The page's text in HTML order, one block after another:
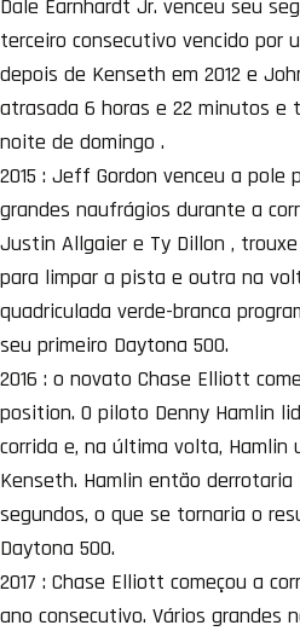
Dale Earnhardt Jr. venceu seu
terceiro consecutivo vencido por
depois de Kenseth em 2012 e
atrasada 6 horas e 22 minutos e
noite de domingo .
2015 : Jeff Gordon venceu a pole
grandes naufrágios durante a
Justin Allgaier e Ty Dillon ,
para limpar a pista e outra na
quadriculada verde-branca
seu primeiro Daytona 500.
2016 : o novato Chase Elliott
position. O piloto Denny Hamlin
corrida e, na última volta,
Kenseth. Hamlin então derrotaria
segundos, o que se tornaria o
Daytona 500.
2017 : Chase Elliott começou a
ano consecutivo. Vários grandes